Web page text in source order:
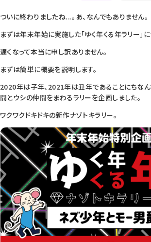
ついに終わりましたね...。あ、なんでもありません。
まずは年末年始に実施した「ゆく年くる年ラリー」に
遅くなって本当に申し訳ありません。
まずは簡単に概要を説明します。
2020年は子年、2021年は丑年であることにちなん
間とウシの仲間をまわるラリーを企画しました。
ワクワクドキドキの新作ナゾトキラリー。